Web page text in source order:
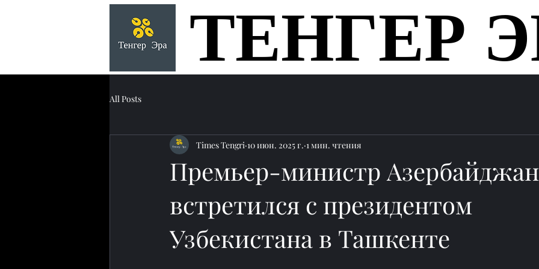
Главная
ТЕНГЕР
ТЕНГЕР
All Posts
Премьер-министр
встретился с президентом
Узбекистана в Ташкенте
Times Tengri 10 июн. 2025 г. 1 мин. чтения